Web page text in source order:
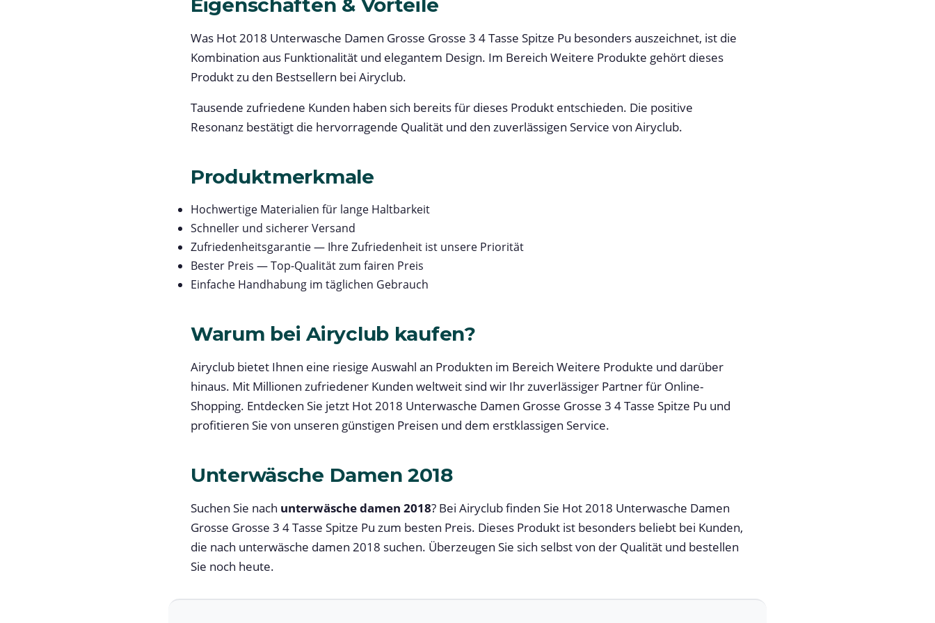
Eigenschaften & Vorteile
Was Hot 2018 Unterwasche Damen Grosse Grosse 3 4 Tasse Spitze Pu besonders auszeichnet, ist die
Kombination aus Funktionalität und elegantem Design. Im Bereich Weitere Produkte gehört dieses
Produkt zu den Bestsellern bei Airyclub.
Tausende zufriedene Kunden haben sich bereits für dieses Produkt entschieden. Die positive
Resonanz bestätigt die hervorragende Qualität und den zuverlässigen Service von Airyclub.
Produktmerkmale
Hochwertige Materialien für lange Haltbarkeit
Schneller und sicherer Versand
Zufriedenheitsgarantie — Ihre Zufriedenheit ist unsere Priorität
Bester Preis — Top-Qualität zum fairen Preis
Einfache Handhabung im täglichen Gebrauch
Warum bei Airyclub kaufen?
Airyclub bietet Ihnen eine riesige Auswahl an Produkten im Bereich Weitere Produkte und darüber
hinaus. Mit Millionen zufriedener Kunden weltweit sind wir Ihr zuverlässiger Partner für Online-
Shopping. Entdecken Sie jetzt Hot 2018 Unterwasche Damen Grosse Grosse 3 4 Tasse Spitze Pu und
profitieren Sie von unseren günstigen Preisen und dem erstklassigen Service.
Unterwäsche Damen 2018
Suchen Sie nach unterwäsche damen 2018? Bei Airyclub finden Sie Hot 2018 Unterwasche Damen
Grosse Grosse 3 4 Tasse Spitze Pu zum besten Preis. Dieses Produkt ist besonders beliebt bei Kunden,
die nach unterwäsche damen 2018 suchen. Überzeugen Sie sich selbst von der Qualität und bestellen
Sie noch heute.